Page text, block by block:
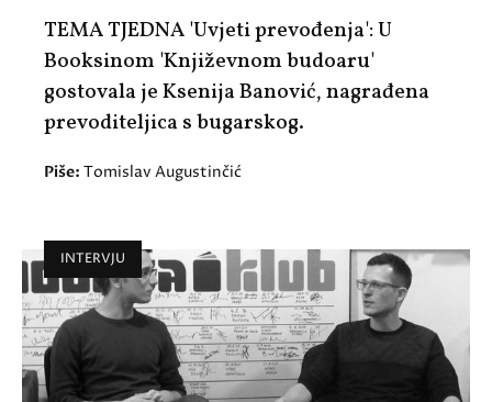
TEMA TJEDNA 'Uvjeti prevođenja': U
Booksinom 'Književnom budoaru'
gostovala je Ksenija Banović, nagrađena
prevoditeljica s bugarskog.
Piše: Tomislav Augustinčić
INTERVJU